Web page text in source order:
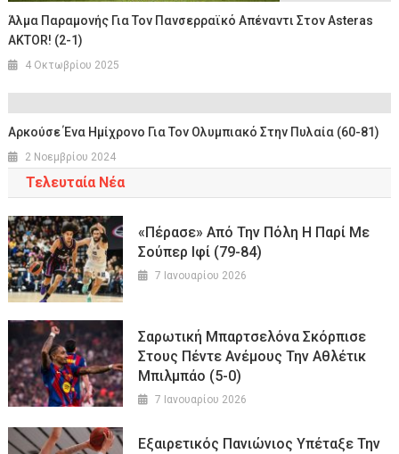
Άλμα Παραμονής Για Τον Πανσερραϊκό Απέναντι Στον Asteras
AKTOR! (2-1)
4 Οκτωβρίου 2025
Αρκούσε Ένα Ημίχρονο Για Τον Ολυμπιακό Στην Πυλαία (60-81)
2 Νοεμβρίου 2024
Τελευταία Νέα
«Πέρασε» Από Την Πόλη Η Παρί Με
Σούπερ Ιφί (79-84)
7 Ιανουαρίου 2026
Σαρωτική Μπαρτσελόνα Σκόρπισε
Στους Πέντε Ανέμους Την Αθλέτικ
Μπιλμπάο (5-0)
7 Ιανουαρίου 2026
Εξαιρετικός Πανιώνιος Υπέταξε Την